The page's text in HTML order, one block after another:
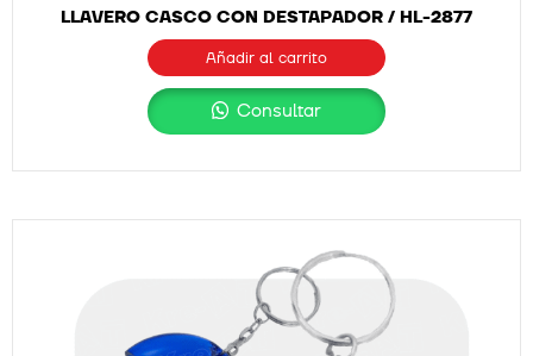
LLAVERO CASCO CON DESTAPADOR / HL-2877
Añadir al carrito
Consultar